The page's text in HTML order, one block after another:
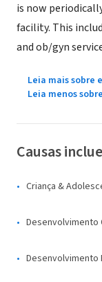
is now
facility. This
and ob/gyn
Leia mais sobre
Leia menos
Causas
Criança &
Desenvolvimento
Desenvolvimento